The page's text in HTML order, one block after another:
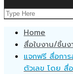
Home
สื่อใบงาน/ชิ้นง
แจกฟรี สื่อกา
ตัวเลข โดย สื่